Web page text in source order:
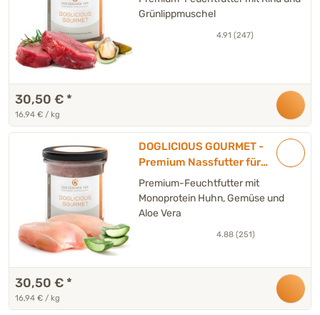
Grünlippmuschel - 6 x 300 g
Grünlippmuschel
4.91 (247)
30,50 € *
16,94 € / kg
DOGLICIOUS GOURMET -
Premium Nassfutter für
Hunde mit Huhn & Aloe Vera
- 6 x 300 g
Premium-Feuchtfutter mit
Monoprotein Huhn, Gemüse und
Aloe Vera
4.88 (251)
30,50 € *
16,94 € / kg